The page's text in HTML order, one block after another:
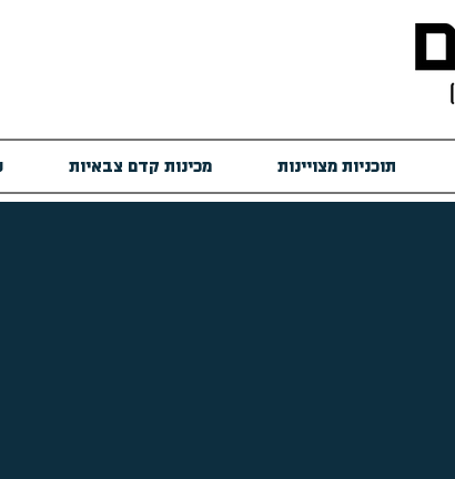
תוכניות מצויינות מכינות קדם צבאיות